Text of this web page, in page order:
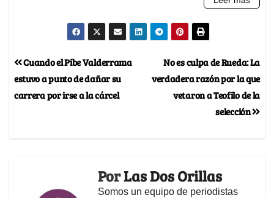
No es culpa de Rueda: La
verdadera razón por la que
vetaron a Teofilo de la
selección
Cuando el Pibe Valderrama
estuvo a punto de dañar su
carrera por irse a la cárcel
PorLas Dos Orillas
Somos un equipo de periodistas